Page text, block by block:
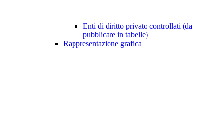
Enti di diritto privato controllati (da
pubblicare in tabelle)
Rappresentazione grafica